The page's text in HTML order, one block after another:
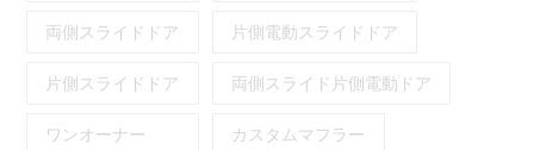
両側スライドドア 片側電動スライドドア
片側スライドドア 両側スライド片側電動ドア
ワンオーナー カスタムマフラー